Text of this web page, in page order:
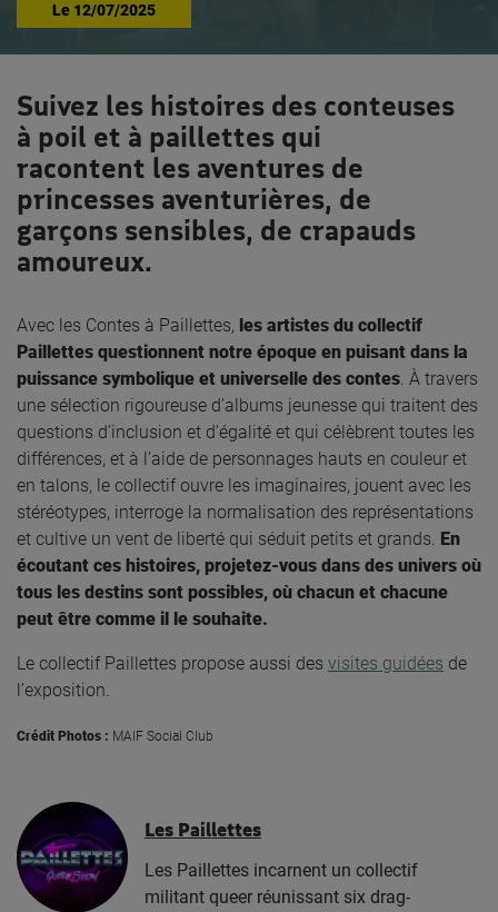
Le 12/07/2025
Suivez les histoires des conteuses
à poil et à paillettes qui
racontent les aventures de
princesses aventurières, de
garçons sensibles, de crapauds
amoureux.
Avec les Contes à Paillettes, les artistes du collectif
Paillettes questionnent notre époque en puisant dans la
puissance symbolique et universelle des contes. À travers
une sélection rigoureuse d’albums jeunesse qui traitent des
questions d’inclusion et d’égalité et qui célèbrent toutes les
différences, et à l’aide de personnages hauts en couleur et
en talons, le collectif ouvre les imaginaires, jouent avec les
stéréotypes, interroge la normalisation des représentations
et cultive un vent de liberté qui séduit petits et grands. En
écoutant ces histoires, projetez-vous dans des univers où
tous les destins sont possibles, où chacun et chacune
peut être comme il le souhaite.
Le collectif Paillettes propose aussi des visites guidées de
l’exposition.
Crédit Photos : MAIF Social Club
Les Paillettes
Les Paillettes incarnent un collectif
militant queer réunissant six drag-